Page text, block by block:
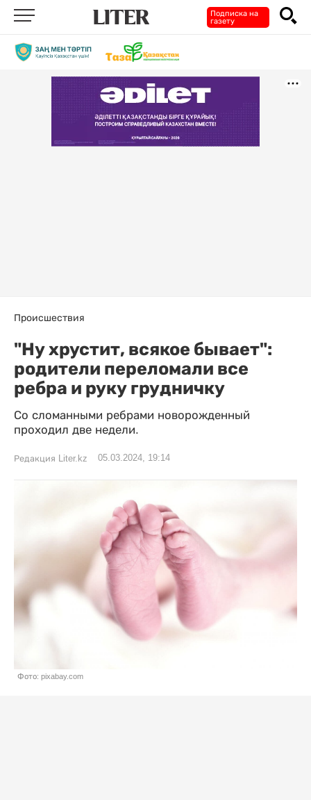
Подписка на
газету
Происшествия
"Ну хрустит, всякое бывает":
родители переломали все
ребра и руку грудничку
Со сломанными ребрами новорожденный
проходил две недели.
Редакция Liter.kz 05.03.2024, 19:14
Фото: pixabay.com